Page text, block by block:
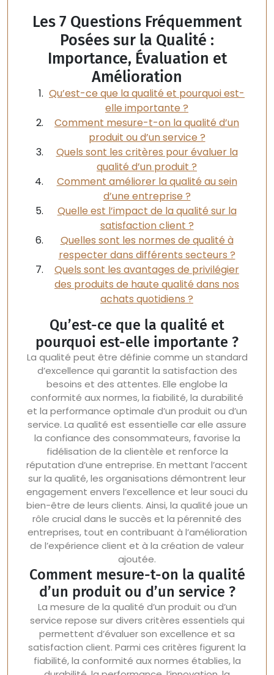
Les 7 Questions Fréquemment
Posées sur la Qualité :
Importance, Évaluation et
Amélioration
Qu’est-ce que la qualité et pourquoi est-
elle importante ?
Comment mesure-t-on la qualité d’un
produit ou d’un service ?
Quels sont les critères pour évaluer la
qualité d’un produit ?
Comment améliorer la qualité au sein
d’une entreprise ?
Quelle est l’impact de la qualité sur la
satisfaction client ?
Quelles sont les normes de qualité à
respecter dans différents secteurs ?
Quels sont les avantages de privilégier
des produits de haute qualité dans nos
achats quotidiens ?
Qu’est-ce que la qualité et
pourquoi est-elle importante ?
La qualité peut être définie comme un standard
d’excellence qui garantit la satisfaction des
besoins et des attentes. Elle englobe la
conformité aux normes, la fiabilité, la durabilité
et la performance optimale d’un produit ou d’un
service. La qualité est essentielle car elle assure
la confiance des consommateurs, favorise la
fidélisation de la clientèle et renforce la
réputation d’une entreprise. En mettant l’accent
sur la qualité, les organisations démontrent leur
engagement envers l’excellence et leur souci du
bien-être de leurs clients. Ainsi, la qualité joue un
rôle crucial dans le succès et la pérennité des
entreprises, tout en contribuant à l’amélioration
de l’expérience client et à la création de valeur
ajoutée.
Comment mesure-t-on la qualité
d’un produit ou d’un service ?
La mesure de la qualité d’un produit ou d’un
service repose sur divers critères essentiels qui
permettent d’évaluer son excellence et sa
satisfaction client. Parmi ces critères figurent la
fiabilité, la conformité aux normes établies, la